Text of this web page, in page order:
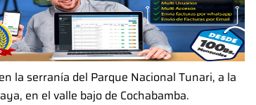
la serranía del Parque Nacional Tunari, a la
en el valle bajo de Cochabamba.